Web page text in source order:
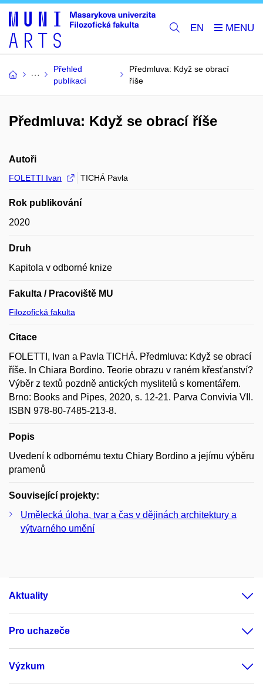
EN
Přehled
publikací
Předmluva: Když se obrací
říše
Předmluva: Když se obrací říše
Autoři
FOLETTI Ivan TICHÁ Pavla
Rok publikování
2020
Druh
Kapitola v odborné knize
Fakulta / Pracoviště MU
Filozofická fakulta
Citace
FOLETTI, Ivan a Pavla TICHÁ. Předmluva: Když se obrací
říše. In Chiara Bordino. Teorie obrazu v raném křesťanství?
Výběr z textů pozdně antických myslitelů s komentářem.
Brno: Books and Pipes, 2020, s. 12-21. Parva Convivia VII.
ISBN 978-80-7485-213-8.
Popis
Uvedení k odbornému textu Chiary Bordino a jejímu výběru
pramenů
Související projekty:
Umělecká úloha, tvar a čas v dějinách architektury a
výtvarného umění
Aktuality
Pro uchazeče
Výzkum